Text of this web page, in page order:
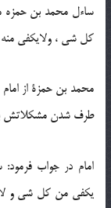
ساءل محمد بن حمزه
كل شى ، ولايكفى منه
محمد بن حمزة از امام
طرف شدن مشكلاتش
امام در جواب
يكفى من كل شى و لا